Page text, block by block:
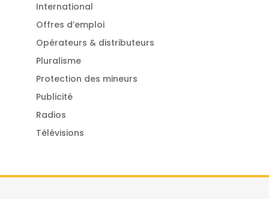
International
Offres d’emploi
Opérateurs & distributeurs
Pluralisme
Protection des mineurs
Publicité
Radios
Télévisions